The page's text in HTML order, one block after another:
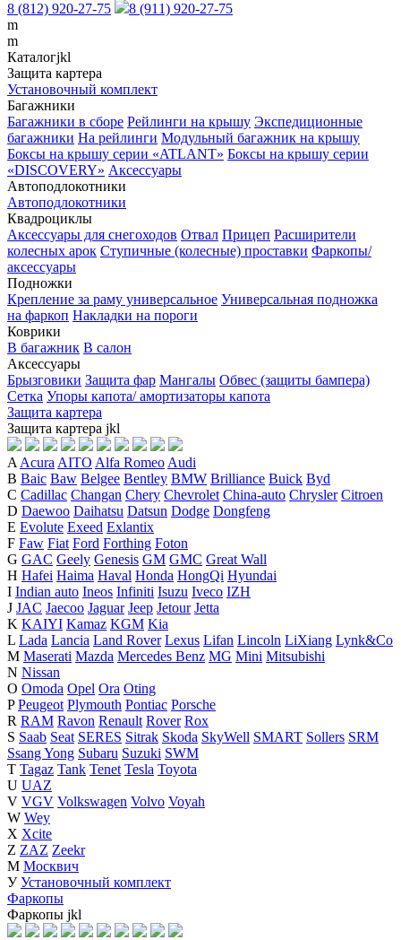
8 (812) 920-27-75
8 (911) 920-27-75
m
m
Каталогjkl
Защита картера
Установочный комплект
Багажники
Багажники в сборе Рейлинги на крышу Экспедиционные
багажники На рейлинги Модульный багажник на крышу
Боксы на крышу серии «ATLANT» Боксы на крышу серии
«DISCOVERY» Аксессуары
Автоподлокотники
Автоподлокотники
Квадроциклы
Аксессуары для снегоходов Отвал Прицеп Расширители
колесных арок Ступичные (колесные) проставки Фаркопы/
аксессуары
Подножки
Крепление за раму универсальное Универсальная подножка
на фаркоп Накладки на пороги
Коврики
В багажник В салон
Аксессуары
Брызговики Защита фар Мангалы Обвес (защиты бампера)
Сетка Упоры капота/ амортизаторы капота
Защита картера
Защита картера jkl
A Acura AITO Alfa Romeo Audi
B Baic Baw Belgee Bentley BMW Brilliance Buick Byd
C Cadillac Changan Chery Chevrolet China-auto Chrysler Citroen
D Daewoo Daihatsu Datsun Dodge Dongfeng
E Evolute Exeed Exlantix
F Faw Fiat Ford Forthing Foton
G GAC Geely Genesis GM GMC Great Wall
H Hafei Haima Haval Honda HongQi Hyundai
I Indian auto Ineos Infiniti Isuzu Iveco IZH
J JAC Jaecoo Jaguar Jeep Jetour Jetta
K KAIYI Kamaz KGM Kia
L Lada Lancia Land Rover Lexus Lifan Lincoln LiXiang Lynk&Co
M Maserati Mazda Mercedes Benz MG Mini Mitsubishi
N Nissan
O Omoda Opel Ora Oting
P Peugeot Plymouth Pontiac Porsche
R RAM Ravon Renault Rover Rox
S Saab Seat SERES Sitrak Skoda SkyWell SMART Sollers SRM
Ssang Yong Subaru Suzuki SWM
T Tagaz Tank Tenet Tesla Toyota
U UAZ
V VGV Volkswagen Volvo Voyah
W Wey
X Xcite
Z ZAZ Zeekr
М Москвич
У Установочный комплект
Фаркопы
Фаркопы jkl